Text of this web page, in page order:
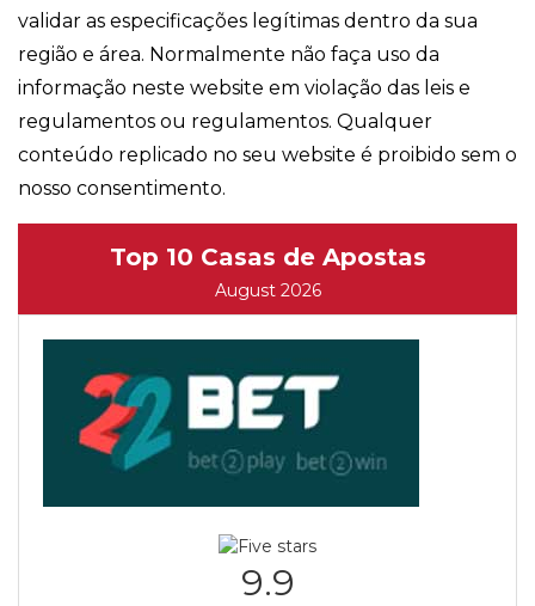
validar as especificações legítimas dentro da sua
região e área. Normalmente não faça uso da
informação neste website em violação das leis e
regulamentos ou regulamentos. Qualquer
conteúdo replicado no seu website é proibido sem o
nosso consentimento.
Top 10 Casas de Apostas
August 2026
9.9